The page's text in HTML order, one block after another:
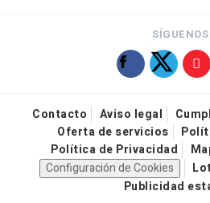
SÍGUENOS
Contacto Aviso legal
Oferta de servicios
Política de Privacidad
Configuración de Cookies
Publicidad